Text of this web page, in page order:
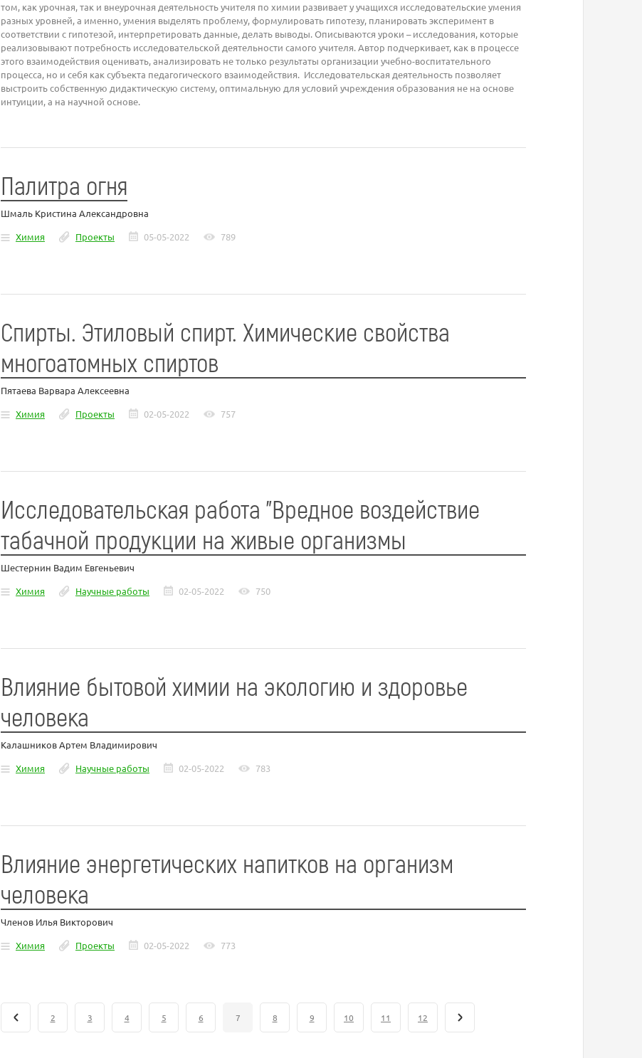
том, как урочная, так и внеурочная деятельность учителя по химии развивает у учащихся исследовательские умения
разных уровней, а именно, умения выделять проблему, формулировать гипотезу, планировать эксперимент в
соответствии с гипотезой, интерпретировать данные, делать выводы. Описываются уроки – исследования, которые
реализовывают потребность исследовательской деятельности самого учителя. Автор подчеркивает, как в процессе
этого взаимодействия оценивать, анализировать не только результаты организации учебно-воспитательного
процесса, но и себя как субъекта педагогического взаимодействия. Исследовательская деятельность позволяет
выстроить собственную дидактическую систему, оптимальную для условий учреждения образования не на основе
интуиции, а на научной основе.
Палитра огня
Шмаль Кристина Александровна
Химия
Проекты 05-05-2022 789
Спирты. Этиловый спирт. Химические свойства
многоатомных спиртов
Пятаева Варвара Алексеевна
Химия
Проекты 02-05-2022 757
Исследовательская работа "Вредное воздействие
табачной продукции на живые организмы
Шестернин Вадим Евгеньевич
Химия
Научные работы 02-05-2022 750
Влияние бытовой химии на экологию и здоровье
человека
Калашников Артем Владимирович
Химия
Научные работы 02-05-2022 783
Влияние энергетических напитков на организм
человека
Членов Илья Викторович
Химия
Проекты 02-05-2022 773
2 3 4 5 6 7 8 9 10 11 12